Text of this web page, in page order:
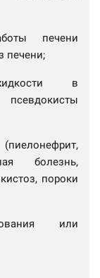
печени
печени;
в
псевдокисты
болезнь,
пороки
или